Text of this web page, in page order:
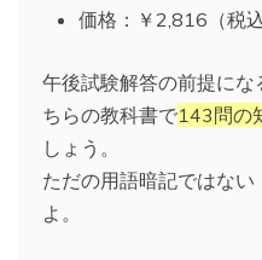
価格：￥2,816（税込
午後試験解答の前提にな
ちらの教科書で143問の
しょう。
ただの用語暗記ではな
よ。